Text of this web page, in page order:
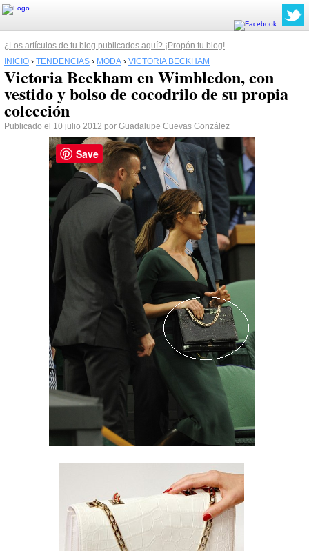
¿Los artículos de tu blog publicados aquí? ¡Propón tu blog!
INICIO › TENDENCIAS › MODA › VICTORIA BECKHAM
Victoria Beckham en Wimbledon, con
vestido y bolso de cocodrilo de su propia
colección
Publicado el 10 julio 2012 por Guadalupe Cuevas González
Save